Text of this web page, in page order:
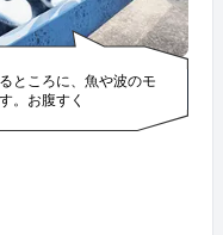
ところに、魚や波のモ
。お腹すく